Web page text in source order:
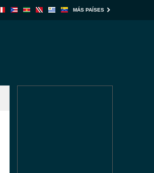
MÁS PAÍSES